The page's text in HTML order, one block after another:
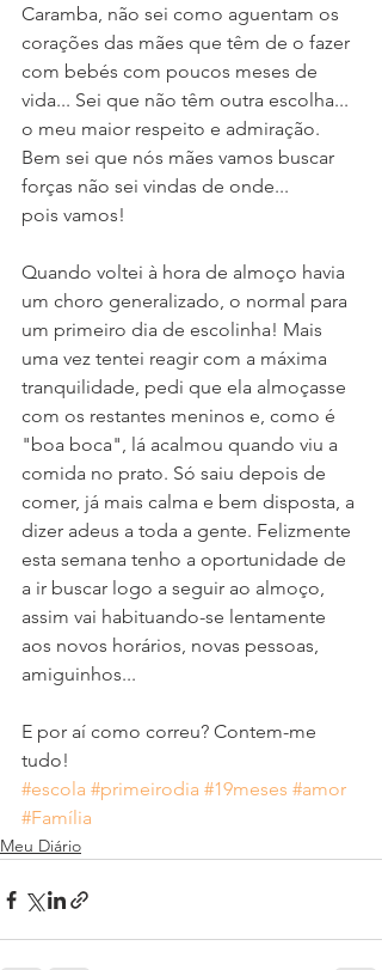
Caramba, não sei como aguentam os
corações das mães que têm de o fazer
com bebés com poucos meses de
vida... Sei que não têm outra escolha...
o meu maior respeito e admiração.
Bem sei que nós mães vamos buscar
forças não sei vindas de onde...
pois vamos!
Quando voltei à hora de almoço havia
um choro generalizado, o normal para
um primeiro dia de escolinha! Mais
uma vez tentei reagir com a máxima
tranquilidade, pedi que ela almoçasse
com os restantes meninos e, como é
"boa boca", lá acalmou quando viu a
comida no prato. Só saiu depois de
comer, já mais calma e bem disposta, a
dizer adeus a toda a gente. Felizmente
esta semana tenho a oportunidade de
a ir buscar logo a seguir ao almoço,
assim vai habituando-se lentamente
aos novos horários, novas pessoas,
amiguinhos...
E por aí como correu? Contem-me
tudo!
#escola #primeirodia #19meses #amor
#Família
Meu Diário